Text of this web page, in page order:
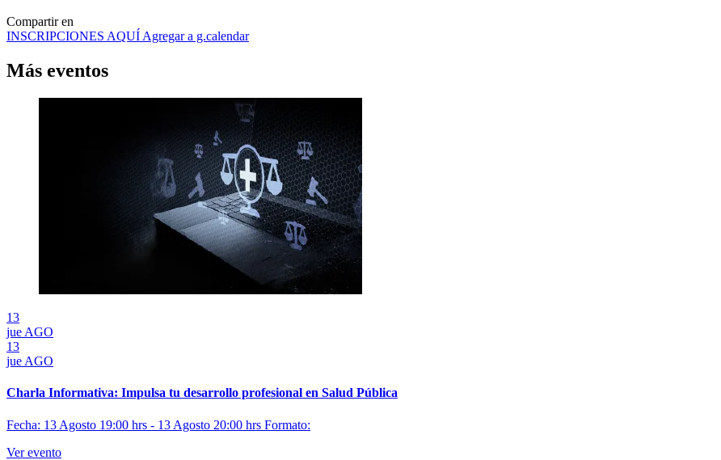
Compartir en
INSCRIPCIONES AQUÍAgregar a g.calendar
Más eventos
13
jue AGO
13
jue AGO
Charla Informativa: Impulsa tu desarrollo profesional en Salud Pública
Fecha: 13 Agosto 19:00 hrs - 13 Agosto 20:00 hrs Formato:
Ver evento